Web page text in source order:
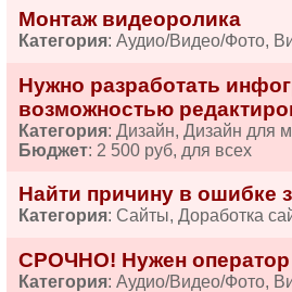
Монтаж видеоролика
Категория: Аудио/Видео/Фото,
Нужно разработать
возможностью
Категория: Дизайн, Дизайн для
Бюджет: 2 500 руб, для всех
Найти причину в ошибке
Категория: Сайты, Доработка
СРОЧНО! Нужен оператор
Категория: Аудио/Видео/Фото,